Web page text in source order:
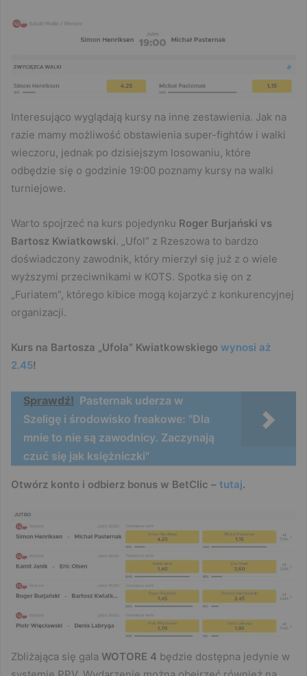
Interesująco wyglądają kursy na inne zestawienia. Jak na
razie mamy możliwość obstawienia super-fightów i walki
wieczoru, jednak po dzisiejszym losowaniu, które
odbędzie się o godzinie 19:00 poznamy kursy na walki
turniejowe.
Warto spojrzeć na kurs pojedynku Roger Burjański vs
Bartosz Kwiatkowski. „Ufol” z Rzeszowa to bardzo
doświadczony zawodnik, który mierzył się już z o wiele
wyższymi przeciwnikami w KOTS. Spotka się on z
„Furiatem”, którego kibice mogą kojarzyć z konkurencyjnej
organizacji.
Kurs na Bartosza „Ufola” Kwiatkowskiego wynosi aż
2.45!
Sprawdź! Pasternak uderza w
Szeligę i środowisko freakowe: "Dla
mnie to nie są zawodnicy. Zaczynają
czuć się jak księżniczki"
Otwórz konto i odbierz bonus w BetClic – tutaj.
Zbliżająca się gala WOTORE 4 będzie dostępna jedynie w